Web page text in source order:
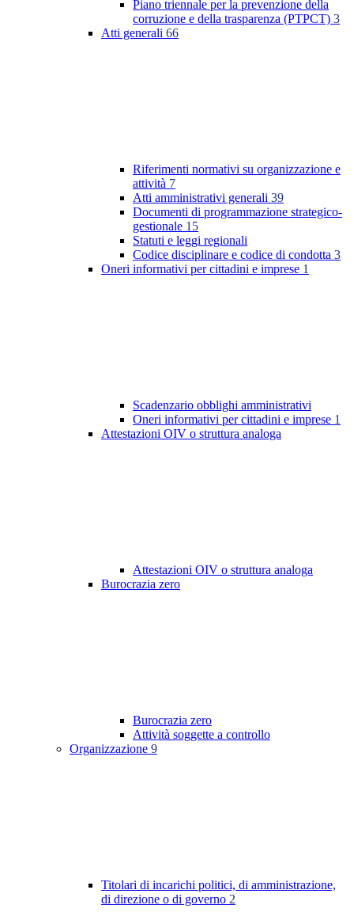
Piano triennale per la prevenzione della
corruzione e della trasparenza (PTPCT) 3
Atti generali 66
Riferimenti normativi su organizzazione e
attività 7
Atti amministrativi generali 39
Documenti di programmazione strategico-
gestionale 15
Statuti e leggi regionali
Codice disciplinare e codice di condotta 3
Oneri informativi per cittadini e imprese 1
Scadenzario obblighi amministrativi
Oneri informativi per cittadini e imprese 1
Attestazioni OIV o struttura analoga
Attestazioni OIV o struttura analoga
Burocrazia zero
Burocrazia zero
Attività soggette a controllo
Organizzazione 9
Titolari di incarichi politici, di amministrazione,
di direzione o di governo 2